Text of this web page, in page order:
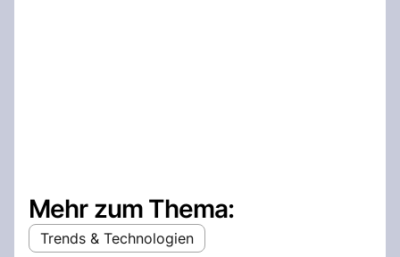
Mehr zum Thema:
Trends & Technologien